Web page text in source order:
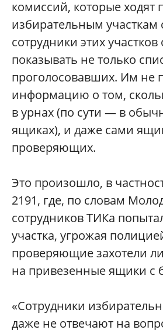
комиссий, которые ходят
избирательным участкам
сотрудники этих
показывать не только
проголосовавших. Им не
информацию о том,
в урнах (по сути — в
ящиках), и даже сами
проверяющих.
Это произошло, в
2191, где, по словам
сотрудников ТИКа
участка, угрожая
проверяющие захотели
на привезенные ящики с
«Сотрудники
даже не отвечают на